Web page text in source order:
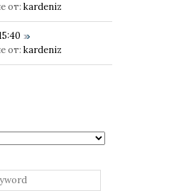
от: kardeniz
от: kardeniz